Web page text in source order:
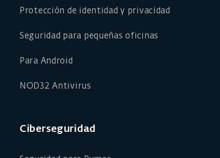
Protección de identidad y privacidad
Seguridad para pequeñas oficinas
Para Android
NOD32 Antivirus
Ciberseguridad